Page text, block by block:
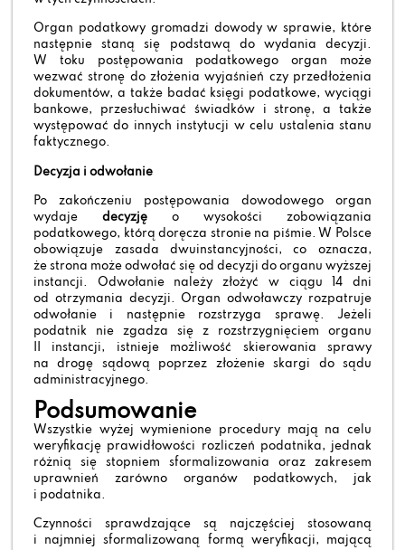
Organ podatkowy gromadzi dowody w sprawie, które
następnie staną się podstawą do wydania decyzji.
W toku postępowania podatkowego organ może
wezwać stronę do złożenia wyjaśnień czy przedłożenia
dokumentów, a także badać księgi podatkowe, wyciągi
bankowe, przesłuchiwać świadków i stronę, a także
występować do innych instytucji w celu ustalenia stanu
faktycznego.
Decyzja i odwołanie
Po zakończeniu postępowania dowodowego organ
wydajedecyzję o wysokości zobowiązania
podatkowego, którą doręcza stronie na piśmie. W Polsce
obowiązuje zasada dwuinstancyjności, co oznacza,
że strona może odwołać się od decyzji do organu wyższej
instancji. Odwołanie należy złożyć w ciągu 14 dni
od otrzymania decyzji. Organ odwoławczy rozpatruje
odwołanie i następnie rozstrzyga sprawę. Jeżeli
podatnik nie zgadza się z rozstrzygnięciem organu
II instancji, istnieje możliwość skierowania sprawy
na drogę sądową poprzez złożenie skargi do sądu
administracyjnego.
Podsumowanie
Wszystkie wyżej wymienione procedury mają na celu
weryfikację prawidłowości rozliczeń podatnika, jednak
różnią się stopniem sformalizowania oraz zakresem
uprawnień zarówno organów podatkowych, jak
i podatnika.
Czynności sprawdzające są najczęściej stosowaną
i najmniej sformalizowaną formą weryfikacji, mającą